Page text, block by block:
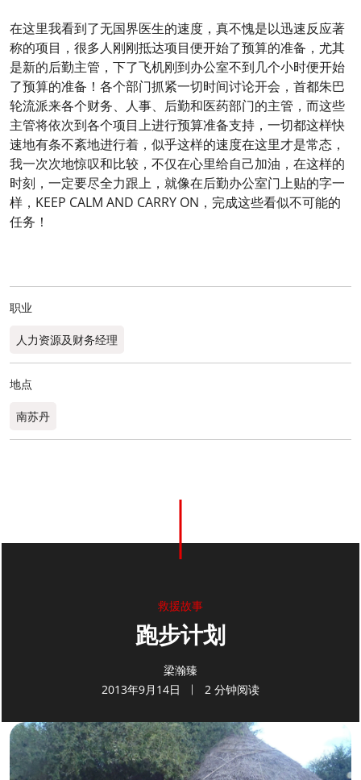
在这里我看到了无国界医生的速度，真不愧是以迅速反应著
称的项目，很多人刚刚抵达项目便开始了预算的准备，尤其
是新的后勤主管，下了飞机刚到办公室不到几个小时便开始
了预算的准备！各个部门抓紧一切时间讨论开会，首都朱巴
轮流派来各个财务、人事、后勤和医药部门的主管，而这些
主管将依次到各个项目上进行预算准备支持，一切都这样快
速地有条不紊地进行着，似乎这样的速度在这里才是常态，
我一次次地惊叹和比较，不仅在心里给自己加油，在这样的
时刻，一定要尽全力跟上，就像在后勤办公室门上贴的字一
样，KEEP CALM AND CARRY ON，完成这些看似不可能的
任务！
职业
人力资源及财务经理
地点
南苏丹
救援故事
跑步计划
梁瀚臻
2013年9月14日
2 分钟阅读